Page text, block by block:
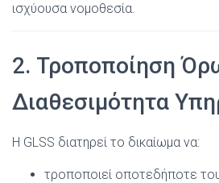
ισχύουσα νομοθεσία.
2. Τροποποίηση
Διαθεσιμότητα
Η GLSS διατηρεί το δικαίωμα να:
τροποποιεί οποτεδήποτε